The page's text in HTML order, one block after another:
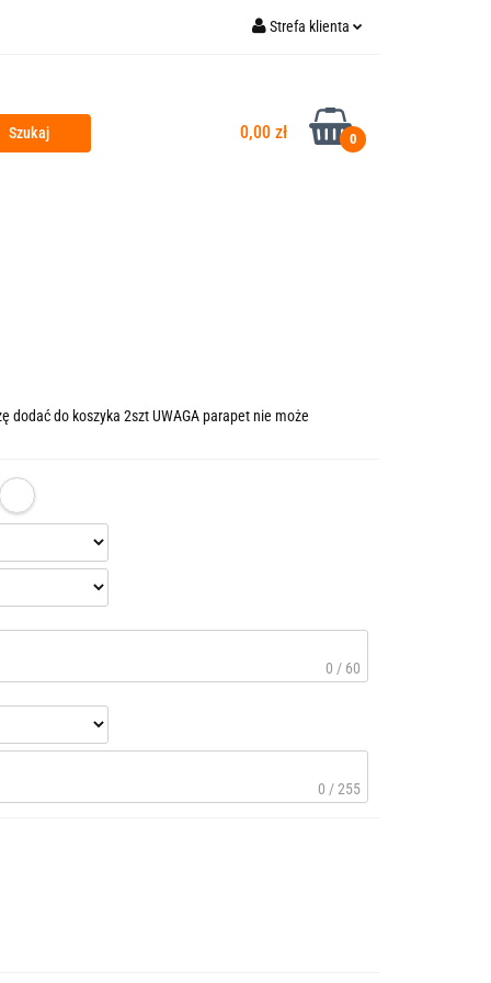
Strefa klienta
Zarejestruj się
Dodaj zgłoszenie
0,00 zł 0
dodać do koszyka 2szt UWAGA parapet nie może
0 / 60
0 / 255